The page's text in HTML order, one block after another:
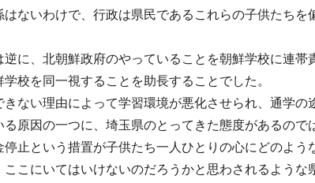
ないわけで、行政は県民であるこれらの子供たちを
に、北朝鮮政府のやっていることを朝鮮学校に連帯
校を同一視することを助長することでした。
ない理由によって学習環境が悪化させられ、通学の
原因の一つに、埼玉県のとってきた態度があるので
止という措置が子供たち一人ひとりの心にどのよう
こにいてはいけないのだろうかと思わされるような